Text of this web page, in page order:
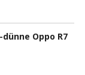
Oppo R7